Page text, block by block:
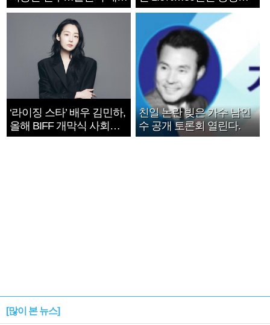
지는 ‘전쟁 속죄’
1182개팀 전수조사
‘라이징 스타’ 배우 김민하,
올해 BIFF 개막식 사회자
확정
친일 논란 빚은 가수 남인
수 공개 토론회 열린다.
[많이 본 뉴스]